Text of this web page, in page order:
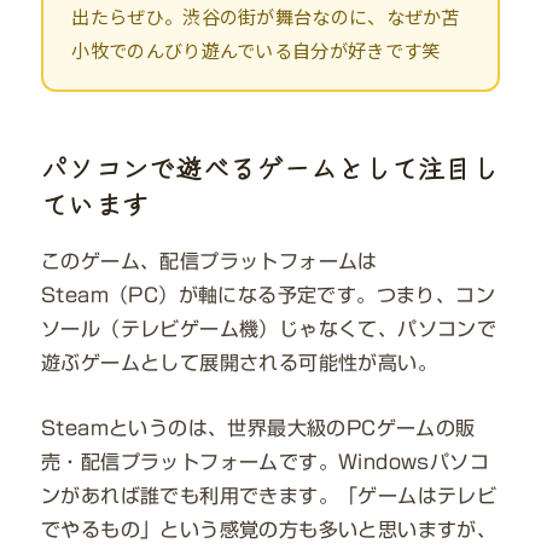
出たらぜひ。渋谷の街が舞台なのに、なぜか苫
小牧でのんびり遊んでいる自分が好きです笑
パソコンで遊べるゲームとして注目し
ています
このゲーム、配信プラットフォームは
Steam（PC）が軸になる予定です。つまり、コン
ソール（テレビゲーム機）じゃなくて、パソコンで
遊ぶゲームとして展開される可能性が高い。
Steamというのは、世界最大級のPCゲームの販
売・配信プラットフォームです。Windowsパソコ
ンがあれば誰でも利用できます。「ゲームはテレビ
でやるもの」という感覚の方も多いと思いますが、